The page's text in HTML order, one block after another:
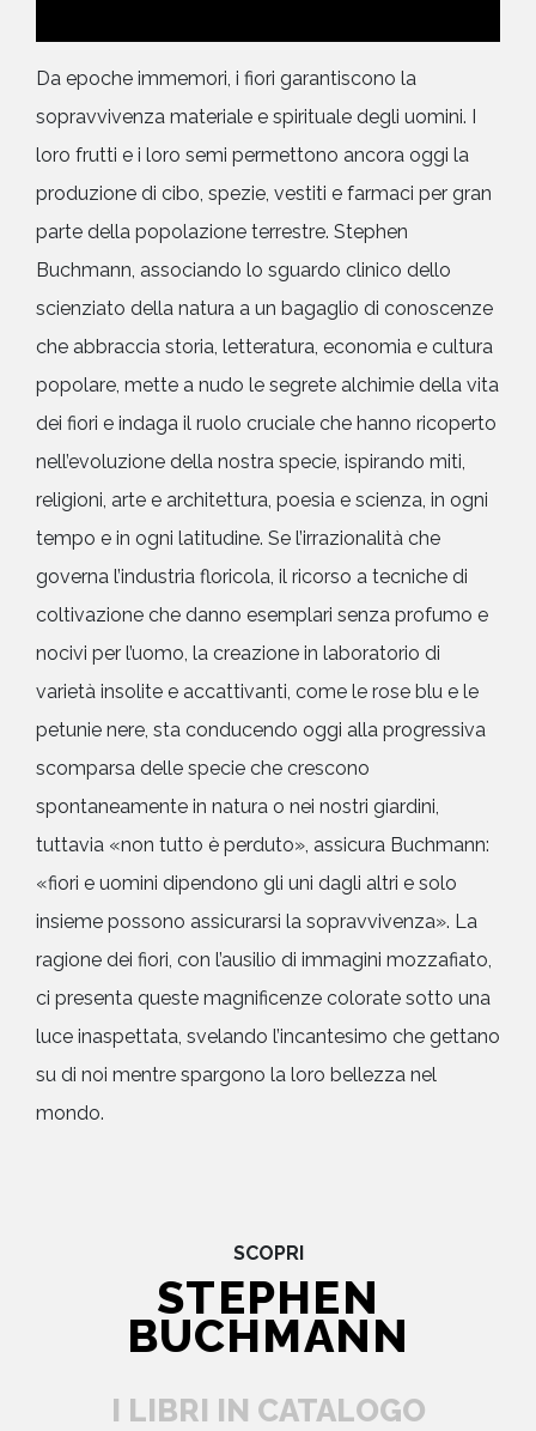
Da epoche immemori, i fiori garantiscono la
sopravvivenza materiale e spirituale degli uomini. I
loro frutti e i loro semi permettono ancora oggi la
produzione di cibo, spezie, vestiti e farmaci per gran
parte della popolazione terrestre. Stephen
Buchmann, associando lo sguardo clinico dello
scienziato della natura a un bagaglio di conoscenze
che abbraccia storia, letteratura, economia e cultura
popolare, mette a nudo le segrete alchimie della vita
dei fiori e indaga il ruolo cruciale che hanno ricoperto
nell’evoluzione della nostra specie, ispirando miti,
religioni, arte e architettura, poesia e scienza, in ogni
tempo e in ogni latitudine. Se l’irrazionalità che
governa l’industria floricola, il ricorso a tecniche di
coltivazione che danno esemplari senza profumo e
nocivi per l’uomo, la creazione in laboratorio di
varietà insolite e accattivanti, come le rose blu e le
petunie nere, sta conducendo oggi alla progressiva
scomparsa delle specie che crescono
spontaneamente in natura o nei nostri giardini,
tuttavia «non tutto è perduto», assicura Buchmann:
«fiori e uomini dipendono gli uni dagli altri e solo
insieme possono assicurarsi la sopravvivenza». La
ragione dei fiori, con l’ausilio di immagini mozzafiato,
ci presenta queste magnificenze colorate sotto una
luce inaspettata, svelando l’incantesimo che gettano
su di noi mentre spargono la loro bellezza nel
mondo.
SCOPRI
STEPHEN
BUCHMANN
I LIBRI IN CATALOGO